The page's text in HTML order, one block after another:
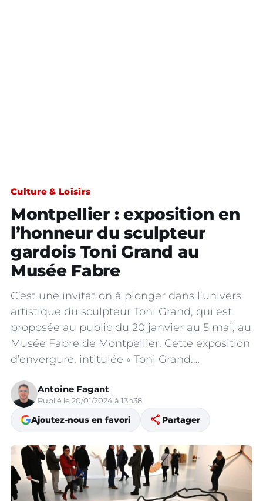
Culture & Loisirs
Montpellier : exposition en
l’honneur du sculpteur
gardois Toni Grand au
Musée Fabre
C’est une invitation à plonger dans l’univers
artistique du sculpteur Toni Grand, qui est
proposée au public du 20 janvier au 5 mai, au
Musée Fabre de Montpellier. Cette exposition
d’envergure, intitulée « Toni Grand.…
Antoine Fagant
Publié le 20/01/2024 à 13h38
Ajoutez-nous en favori share Partager